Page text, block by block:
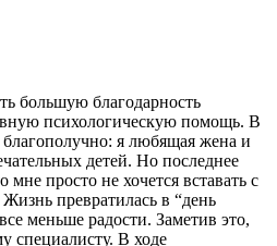
большую благодарность
психологическую помощь. В
я любящая жена и
детей. Но последнее
мне просто не хочется вставать с
превратилась в “день
меньше радости. Заметив это,
специалисту. В ходе